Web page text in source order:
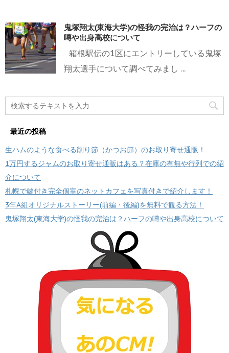
鬼塚翔太(東海大学)の怪我の完治は？ハーフの
噂や出身高校について
箱根駅伝の1区にエントリーしている鬼塚
翔太選手について調べてみまし ...
最近の投稿
生ハムのような食べる削り節（かつお節）のお取り寄せ通販！
1万円するジャムのお取り寄せ通販はある？在庫の有無や行列での紹
介について
札幌で鍵付き完全個室のネットカフェを写真付きで紹介します！
3年A組オリジナルストーリー(前編・後編)を無料で観る方法！
鬼塚翔太(東海大学)の怪我の完治は？ハーフの噂や出身高校について